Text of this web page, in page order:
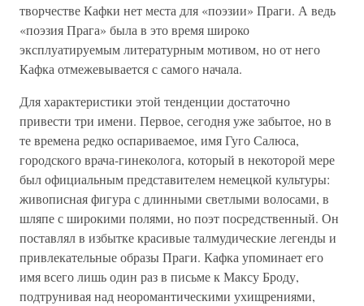
творчестве Кафки нет места для «поэзии» Праги. А ведь
«поэзия Прага» была в это время широко
эксплуатируемым литературным мотивом, но от него
Кафка отмежевывается с самого начала.
Для характеристики этой тенденции достаточно
привести три имени. Первое, сегодня уже забытое, но в
те времена редко оспариваемое, имя Гуго Салюса,
городского врача-гинеколога, который в некоторой мере
был официальным представителем немецкой культуры:
живописная фигура с длинными светлыми волосами, в
шляпе с широкими полями, но поэт посредственный. Он
поставлял в избытке красивые талмудические легенды и
привлекательные образы Праги. Кафка упоминает его
имя всего лишь один раз в письме к Максу Броду,
подтрунивая над неоромантическими ухищрениями,